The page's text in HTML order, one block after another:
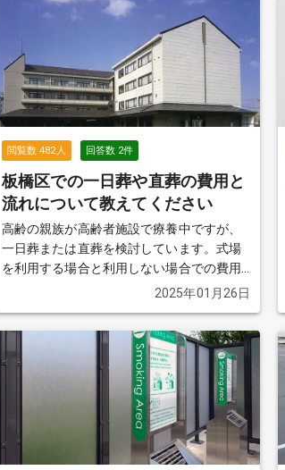
閲覧数482人 回答数 2件
板橋区での一日葬や直葬の費用と
流れについて教えてください
高齢の親族が高齢者施設で療養中ですが、
一日葬または直葬を検討しています。式場
を利用する場合と利用しない場合での費用
や流れを具体的に知りたいです。また、戸
額も教えていただきたいです。家族は5名程
度で、最低限のプランを希望しています
が、追加で必要になる項目についても知り
置している施設で家族が故人とお別れをす
る時間が設けられるのか、また、火葬場で
のお別れの流れについても詳しく教えてい
2025年01月26日